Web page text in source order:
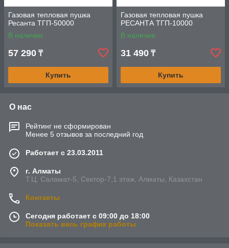
Газовая тепловая пушка
Ресанта ТГП-50000
В наличии
57 290 ₸
Купить
Газовая тепловая пушка
РЕСАНТА ТГП-10000
В наличии
31 490 ₸
Купить
О нас
Рейтинг не сформирован
Менее 5 отзывов за последний год
Работает с 23.03.2011
г. Алматы
Т.Ц. Саламат-5, Cектор-7,1 этаж, Алматы, Казахстан
Контакты
Сегодня работает с 09:00 до 18:00
Показать весь график работы